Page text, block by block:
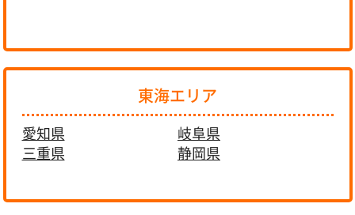
東海エリア
愛知県
岐阜県
三重県
静岡県